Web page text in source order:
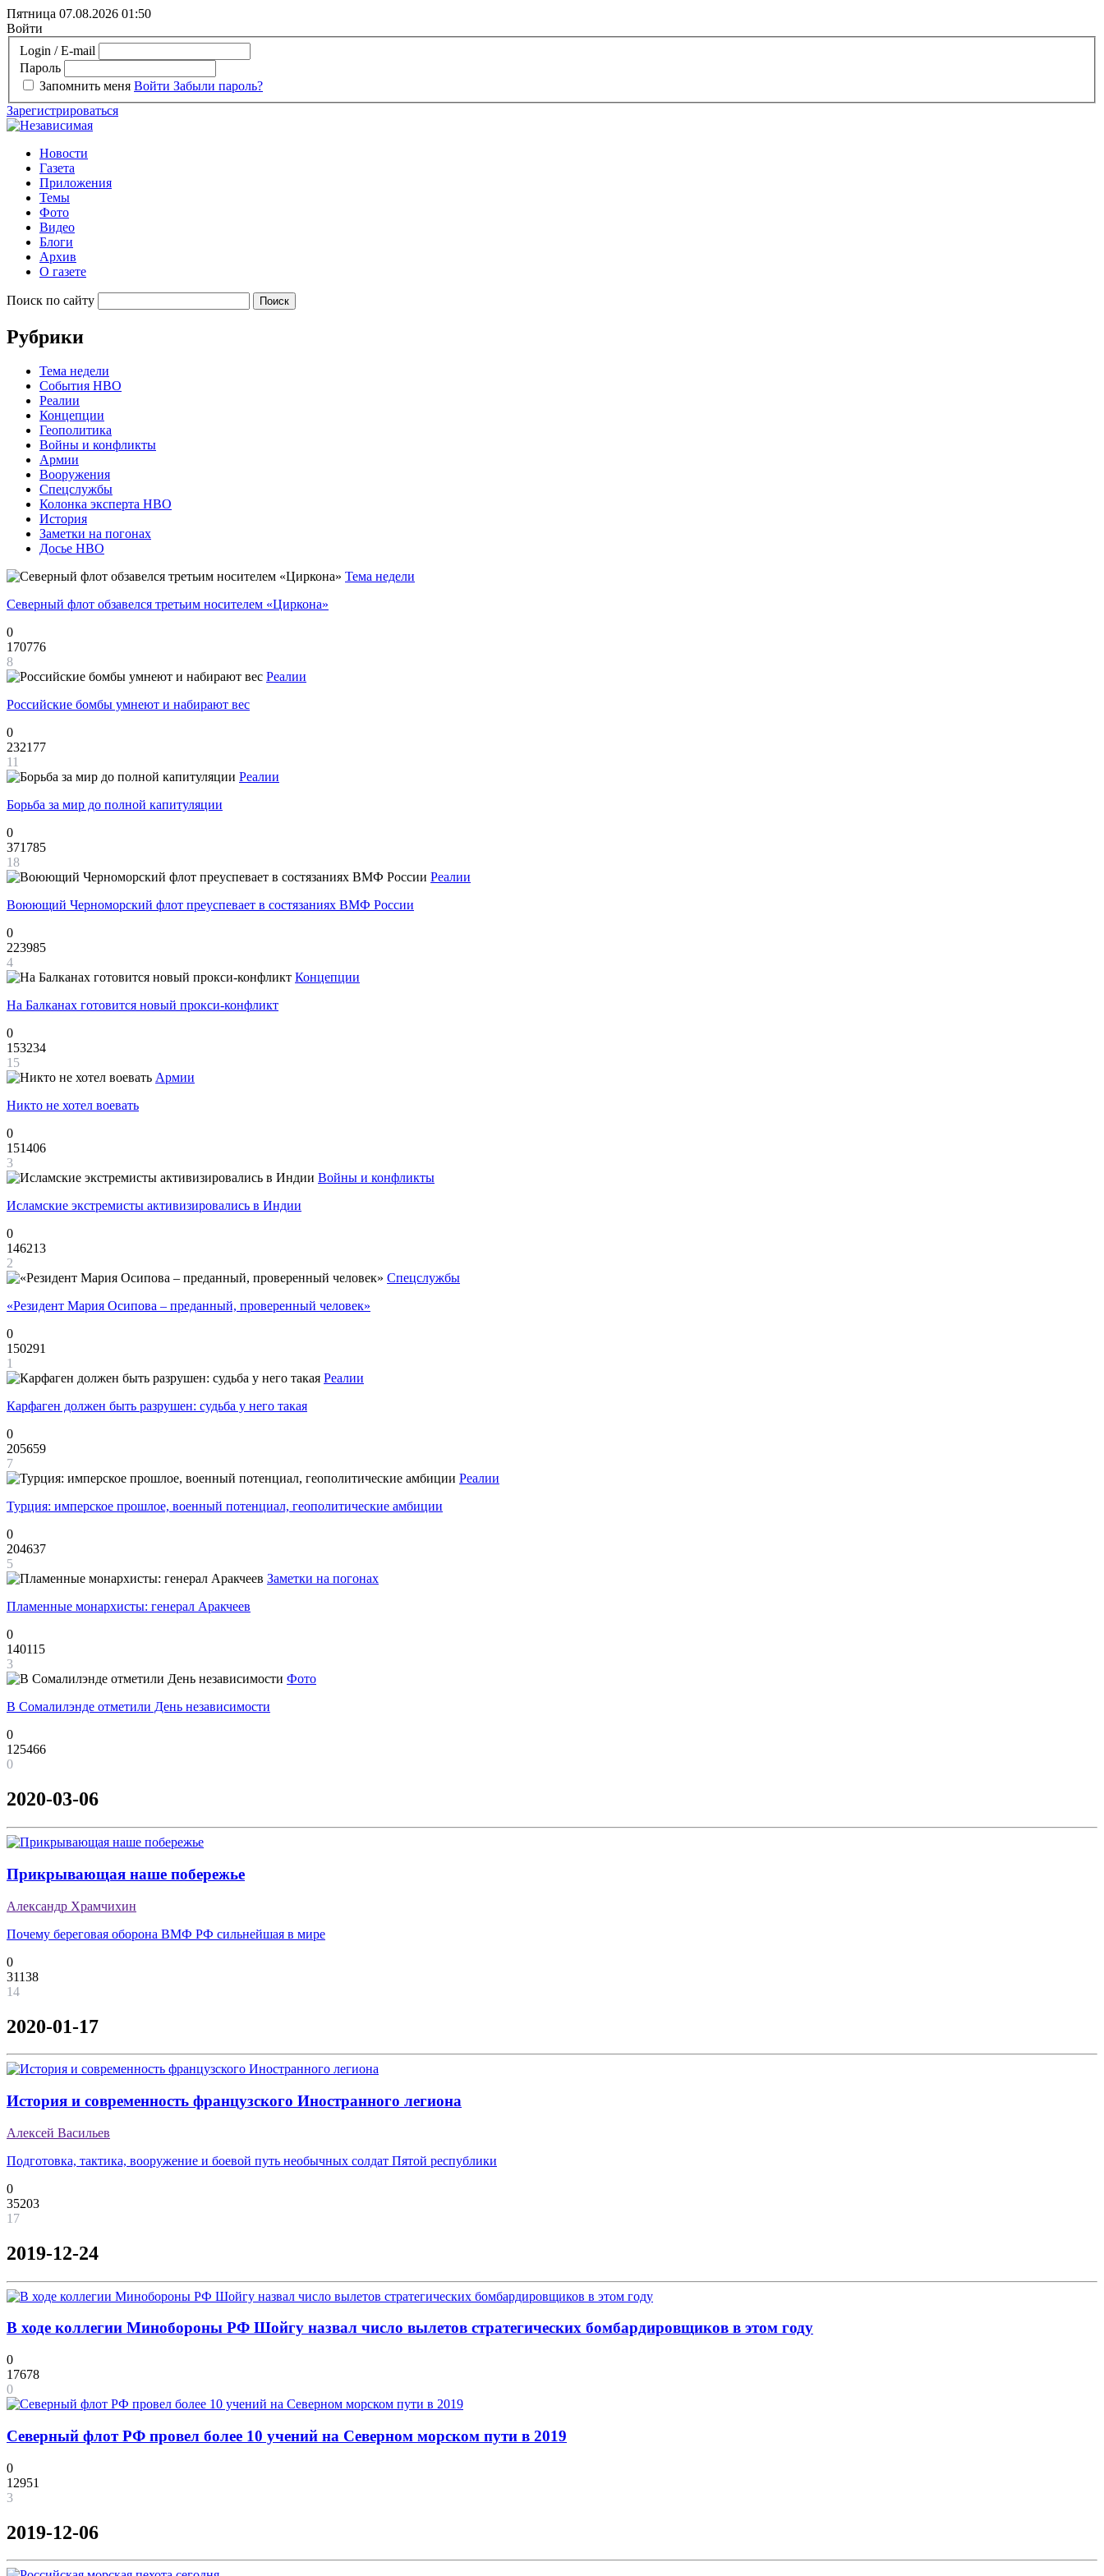
Пятница 07.08.2026 01:50
Войти
Login / E-mail
Пароль
Запомнить меня Войти Забыли пароль?
Зарегистрироваться
Новости
Газета
Приложения
Темы
Фото
Видео
Блоги
Архив
О газете
Поиск по сайту
Рубрики
Тема недели
События НВО
Реалии
Концепции
Геополитика
Войны и конфликты
Армии
Вооружения
Спецслужбы
Колонка эксперта НВО
История
Заметки на погонах
Досье НВО
Тема недели
Северный флот обзавелся третьим носителем «Циркона»
0
170776
8
Реалии
Российские бомбы умнеют и набирают вес
0
232177
11
Реалии
Борьба за мир до полной капитуляции
0
371785
18
Реалии
Воюющий Черноморский флот преуспевает в состязаниях ВМФ России
0
223985
4
Концепции
На Балканах готовится новый прокси-конфликт
0
153234
15
Армии
Никто не хотел воевать
0
151406
3
Войны и конфликты
Исламские экстремисты активизировались в Индии
0
146213
2
Спецслужбы
«Резидент Мария Осипова – преданный, проверенный человек»
0
150291
1
Реалии
Карфаген должен быть разрушен: судьба у него такая
0
205659
7
Реалии
Турция: имперское прошлое, военный потенциал, геополитические амбиции
0
204637
5
Заметки на погонах
Пламенные монархисты: генерал Аракчеев
0
140115
3
Фото
В Сомалилэнде отметили День независимости
0
125466
0
2020-03-06
Прикрывающая наше побережье
Александр Храмчихин
Почему береговая оборона ВМФ РФ сильнейшая в мире
0
31138
14
2020-01-17
История и современность французского Иностранного легиона
Алексей Васильев
Подготовка, тактика, вооружение и боевой путь необычных солдат Пятой республики
0
35203
17
2019-12-24
В ходе коллегии Минобороны РФ Шойгу назвал число вылетов стратегических бомбардировщиков в этом году
0
17678
0
Северный флот РФ провел более 10 учений на Северном морском пути в 2019
0
12951
3
2019-12-06